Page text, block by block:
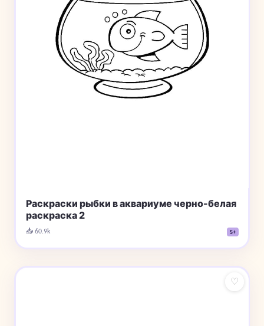
Раскраски рыбки в аквариуме черно-белая
раскраска 2
📥 60.9k 5+
♡